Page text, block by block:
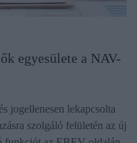
egyesülete a NAV-
jogellenesen lekapcsolta
szolgáló felületén az új